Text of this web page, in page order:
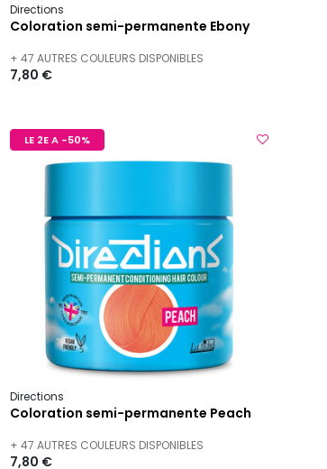
Directions
Coloration semi-permanente Ebony
+ 47 AUTRES COULEURS DISPONIBLES
7,80 €
LE 2E A -50%
Directions
Coloration semi-permanente Peach
+ 47 AUTRES COULEURS DISPONIBLES
7,80 €